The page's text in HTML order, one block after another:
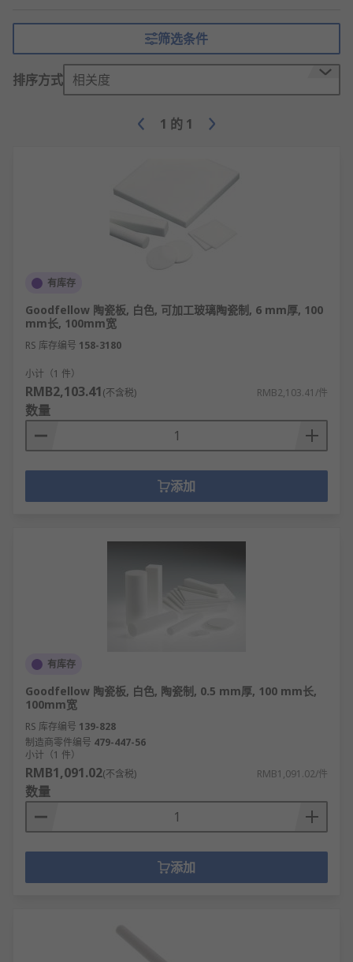
航空航天、医疗和各种其他工业应用
陶瓷珠 - 也称为陶瓷鱼刺珠，这些互锁珠非常适合为
电线提供安全和灵活的绝缘
陶瓷套件 - 这些套件在一个方便的套件中包括一系列
- 常用于化学和材料加工应用。在某些情况
下，陶瓷板还可用于 RF（射频）和电子应用。
筛选条件
排序方式 相关度
1 的 1
有库存
Goodfellow 陶瓷板, 白色, 可加工玻璃陶瓷制, 6 mm厚, 100
mm长, 100mm宽
RS 库存编号 158-3180
小计（1 件）
RMB2,103.41(不含税) RMB2,103.41/件
数量
添加
有库存
Goodfellow 陶瓷板, 白色, 陶瓷制, 0.5 mm厚, 100 mm长,
100mm宽
RS 库存编号 139-828
制造商零件编号 479-447-56
小计（1 件）
RMB1,091.02(不含税) RMB1,091.02/件
数量
添加